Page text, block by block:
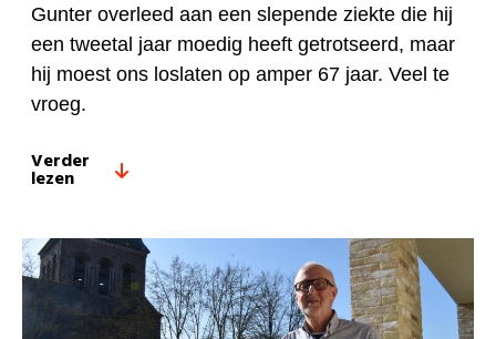
Gunter overleed aan een slepende ziekte die hij
een tweetal jaar moedig heeft getrotseerd, maar
hij moest ons loslaten op amper 67 jaar. Veel te
vroeg.
Verder
lezen